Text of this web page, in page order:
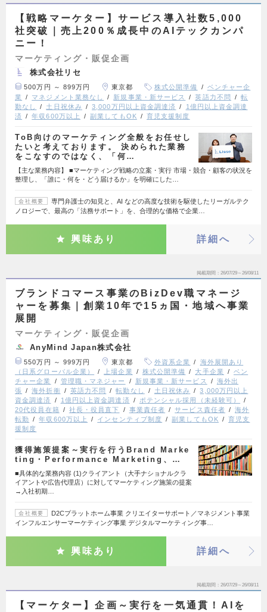
【戦略マーケター】サービス導入社数5,000
社突破｜売上200％成長中のAIテックカンパ
ニー！
マーケティング・販促企画
株式会社リセ
500万円 ～ 899万円 東京都 株式公開準備
ベンチャー企
業
マネジメント業務なし 新規事業・新サービス 英語力不問
転
勤なし
土日祝休み 3,000万円以上資金調達済
1億円以上資金調達
済
年収600万以上 副業してもOK 育児支援制度
ToB向けのマーケティング全般をお任せし
たいと考えております。 決められた業務
をこなすのではなく、「何…
【主な業務内容】 ■マーケティング戦略の立案・実行 市場・競合・顧客の状況を
整理し、「誰に・何を・どう届けるか」を明確にした…
会社概要
専門弁護士の知見と、AI などの高度な技術を駆使したリーガルテク
ノロジーで、最高の「法務サポート」を、合理的な価格で企業…
興味あり 詳細へ
掲載期間 26/07/29～26/08/11
ブランドコマース事業のBizDev職マネージ
ャーを募集｜創業10年で15ヵ国・地域へ事業
展開
マーケティング・販促企画
AnyMind Japan株式会社
550万円 ～ 999万円 東京都 外資系企業
海外展開あり
（日系グローバル企業）
上場企業 株式公開準備 大手企業
ベン
チャー企業
管理職・マネジャー 新規事業・新サービス
海外出
張
海外折衝 英語力不問 転勤なし 土日祝休み
3,000万円以上
資金調達済
1億円以上資金調達済
ポテンシャル採用（未経験可）
20代役員在籍
社長・役員直下 事業責任者 サービス責任者
海外
転勤
年収600万以上 インセンティブ制度 副業してもOK
育児支
援制度
獲得施策提案～実行を行うBrand Marke
ting・Performance Marketing、…
■具体的な業務内容 (1)クライアント（大手ナショナルクラ
イアントや広告代理店）に対してマーケティング施策の提案
→入社初期…
会社概要
D2Cプラットホーム事業 クリエイターサポート／マネジメント事業
インフルエンサーマーケティング事業 デジタルマーケティング事…
興味あり 詳細へ
掲載期間 26/07/29～26/08/11
【マーケター】企画～実行を一気通貫！AIを